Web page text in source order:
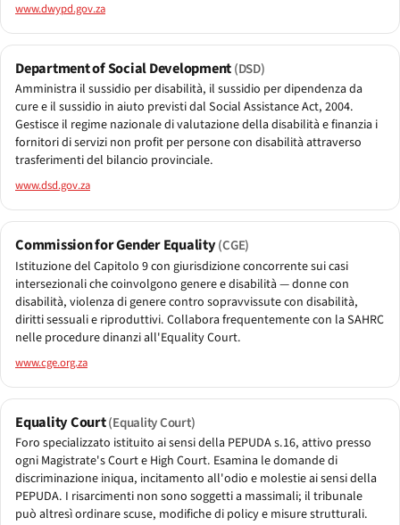
www.dwypd.gov.za
Department of Social Development(DSD)
Amministra il sussidio per disabilità, il sussidio per dipendenza da
cure e il sussidio in aiuto previsti dal Social Assistance Act, 2004.
Gestisce il regime nazionale di valutazione della disabilità e finanzia i
fornitori di servizi non profit per persone con disabilità attraverso
trasferimenti del bilancio provinciale.
www.dsd.gov.za
Commission for Gender Equality(CGE)
Istituzione del Capitolo 9 con giurisdizione concorrente sui casi
intersezionali che coinvolgono genere e disabilità — donne con
disabilità, violenza di genere contro sopravvissute con disabilità,
diritti sessuali e riproduttivi. Collabora frequentemente con la SAHRC
nelle procedure dinanzi all'Equality Court.
www.cge.org.za
Equality Court(Equality Court)
Foro specializzato istituito ai sensi della PEPUDA s.16, attivo presso
ogni Magistrate's Court e High Court. Esamina le domande di
discriminazione iniqua, incitamento all'odio e molestie ai sensi della
PEPUDA. I risarcimenti non sono soggetti a massimali; il tribunale
può altresì ordinare scuse, modifiche di policy e misure strutturali.